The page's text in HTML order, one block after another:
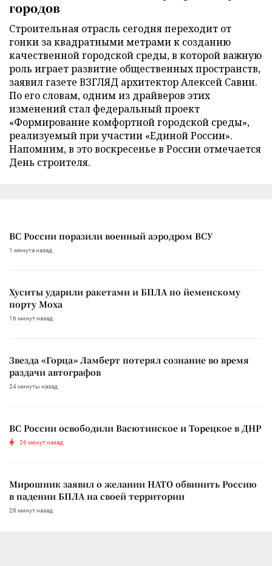
городов
Строительная отрасль сегодня переходит от
гонки за квадратными метрами к созданию
качественной городской среды, в которой важную
роль играет развитие общественных пространств,
заявил газете ВЗГЛЯД архитектор Алексей Савин.
По его словам, одним из драйверов этих
изменений стал федеральный проект
«Формирование комфортной городской среды»,
реализуемый при участии «Единой России».
Напомним, в это воскресенье в России отмечается
День строителя.
ВС России поразили военный аэродром ВСУ
1 минута назад
Хуситы ударили ракетами и БПЛА по йеменскому
порту Моха
16 минут назад
Звезда «Горца» Ламберт потерял сознание во время
раздачи автографов
24 минуты назад
ВС России освободили Васютинское и Торецкое в ДНР
26 минут назад
Мирошник заявил о желании НАТО обвинить Россию
в падении БПЛА на своей территории
28 минут назад